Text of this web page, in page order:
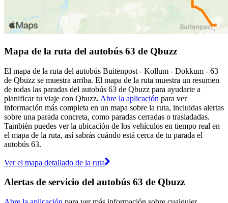
Mapa de la ruta del autobús 63 de Qbuzz
El mapa de la ruta del autobús Buitenpost - Kollum - Dokkum - 63
de Qbuzz se muestra arriba. El mapa de la ruta muestra un resumen
de todas las paradas del autobús 63 de Qbuzz para ayudarte a
planificar tu viaje con Qbuzz. Abre la aplicación para ver
información más completa en un mapa sobre la ruta, incluidas alertas
sobre una parada concreta, como paradas cerradas o trasladadas.
También puedes ver la ubicación de los vehículos en tiempo real en
el mapa de la ruta, así sabrás cuándo está cerca de tu parada el
autobús 63.
Ver el mapa detallado de la ruta
Alertas de servicio del autobús 63 de Qbuzz